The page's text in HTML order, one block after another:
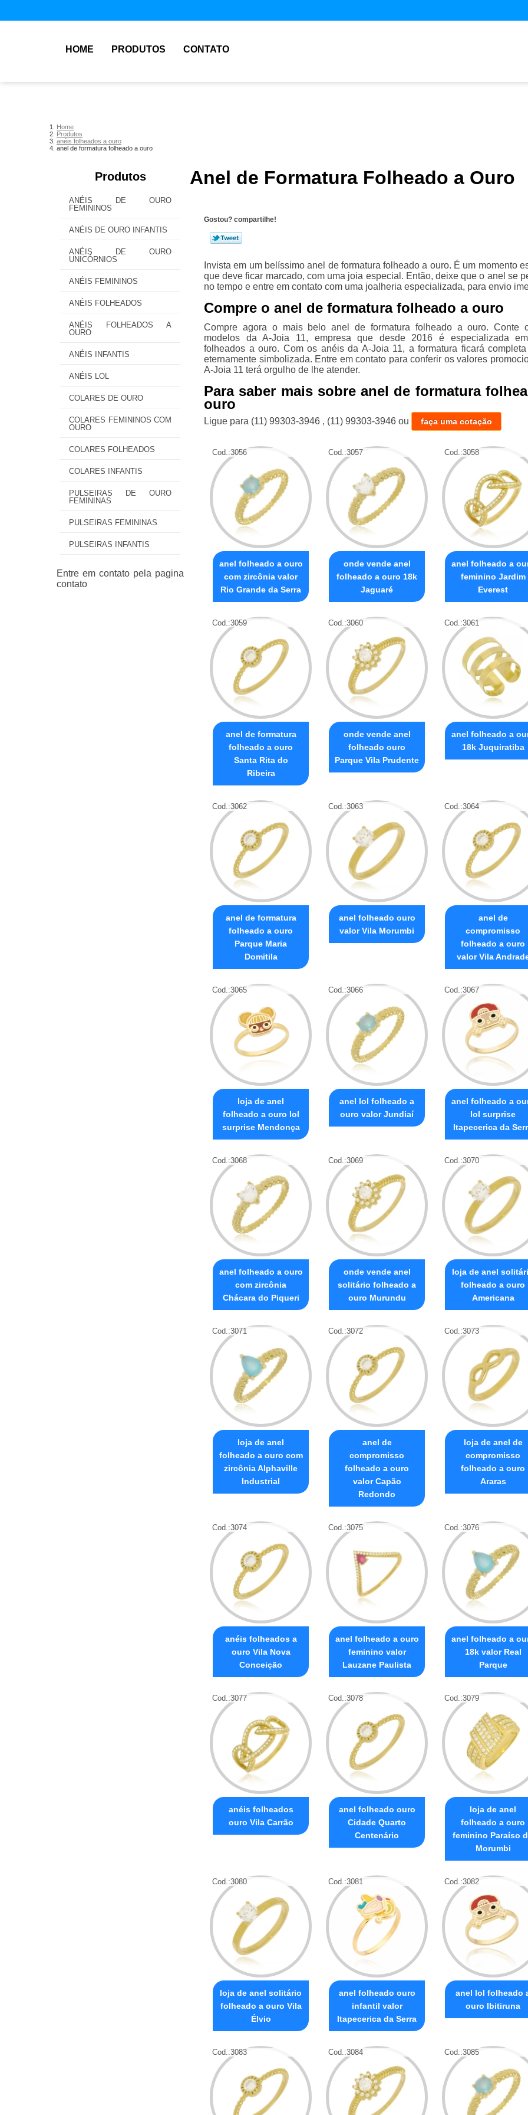
HOME PRODUTOS CONTATO
Home
Produtos
anéis folheados a ouro
anel de formatura folheado a ouro
Produtos
ANÉIS DE OURO
FEMININOS
ANÉIS DE OURO INFANTIS
ANÉIS DE OURO
UNICÓRNIOS
ANÉIS FEMININOS
ANÉIS FOLHEADOS
ANÉIS FOLHEADOS A
OURO
ANÉIS INFANTIS
ANÉIS LOL
COLARES DE OURO
COLARES FEMININOS COM
OURO
COLARES FOLHEADOS
COLARES INFANTIS
PULSEIRAS DE OURO
FEMININAS
PULSEIRAS FEMININAS
PULSEIRAS INFANTIS
Anel de Formatura Folheado a Ouro
Gostou? compartilhe!
Invista em um belíssimo anel de formatura folheado a ouro. É um momento
que deve ficar marcado, com uma joia especial. Então, deixe que o anel se
no tempo e entre em contato com uma joalheria especializada, para envio
Compre o anel de formatura folheado a ouro
Compre agora o mais belo anel de formatura folheado a ouro. Conte
modelos da A-Joia 11, empresa que desde 2016 é especializada
folheados a ouro. Com os anéis da A-Joia 11, a formatura ficará
eternamente simbolizada. Entre em contato para conferir os valores
A-Joia 11 terá orgulho de lhe atender.
Para saber mais sobre anel de formatura
ouro
Ligue para (11) 99303-3946 , (11) 99303-3946 ou faça uma cotação
Cod.:3056
anel folheado a ouro
com zircônia valor
Rio Grande da Serra
Cod.:3057
onde vende anel
folheado a ouro 18k
Jaguaré
Cod.:3058
anel folheado a
feminino Jardim
Everest
Cod.:3059
anel de formatura
folheado a ouro
Santa Rita do
Ribeira
Cod.:3060
onde vende anel
folheado ouro
Parque Vila Prudente
Cod.:3061
anel folheado a
18k Juquiratiba
Cod.:3062
anel de formatura
folheado a ouro
Parque Maria
Domitila
Cod.:3063
anel folheado ouro
valor Vila Morumbi
Cod.:3064
anel de
compromisso
folheado a ouro
valor Vila
Cod.:3065
loja de anel
folheado a ouro lol
surprise Mendonça
Cod.:3066
anel lol folheado a
ouro valor Jundiaí
Cod.:3067
anel folheado a
lol surprise
Itapecerica da
Cod.:3068
anel folheado a ouro
com zircônia
Chácara do Piqueri
Cod.:3069
onde vende anel
solitário folheado a
ouro Murundu
Cod.:3070
loja de anel
folheado a ouro
Americana
Cod.:3071
loja de anel
folheado a ouro com
zircônia Alphaville
Industrial
Cod.:3072
anel de
compromisso
folheado a ouro
valor Capão
Redondo
Cod.:3073
loja de anel de
compromisso
folheado a ouro
Araras
Cod.:3074
anéis folheados a
ouro Vila Nova
Conceição
Cod.:3075
anel folheado a ouro
feminino valor
Lauzane Paulista
Cod.:3076
anel folheado a
18k valor Real
Parque
Cod.:3077
anéis folheados
ouro Vila Carrão
Cod.:3078
anel folheado ouro
Cidade Quarto
Centenário
Cod.:3079
loja de anel
folheado a ouro
feminino Paraíso
Morumbi
Cod.:3080
loja de anel solitário
folheado a ouro Vila
Élvio
Cod.:3081
anel folheado ouro
infantil valor
Itapecerica da Serra
Cod.:3082
anel lol folheado
ouro Ibitiruna
Cod.:3083 Cod.:3084 Cod.:3085